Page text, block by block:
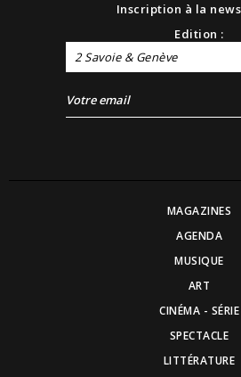
Inscription à la
Edition :
2 Savoie & Genève
MAGAZINES
AGENDA
MUSIQUE
ART
CINÉMA - SÉRIE
SPECTACLE
LITTÉRATURE